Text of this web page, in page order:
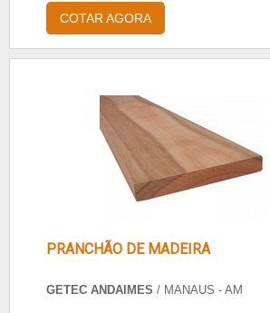
RELEVANTES SOBRE LICITAÇÃO
alguém quer achar licitação Manaus,
especializada e tubo de aço
focando em tecnologia e
COTAR AGORA
PRANCHÃO DE MADEIRA
GETEC ANDAIMES / MANAUS - AM